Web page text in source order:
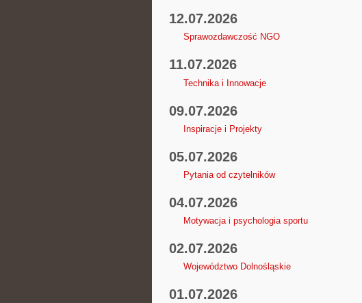
12.07.2026
Sprawozdawczość NGO
11.07.2026
Technika i Innowacje
09.07.2026
Inspiracje i Projekty
05.07.2026
Pytania od czytelników
04.07.2026
Motywacja i psychologia sportu
02.07.2026
Województwo Dolnośląskie
01.07.2026